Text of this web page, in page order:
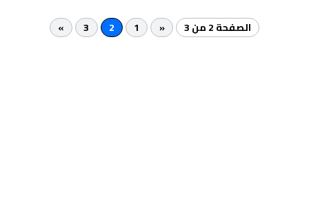
الصفحة 2 من 3 «
1
2
3
»